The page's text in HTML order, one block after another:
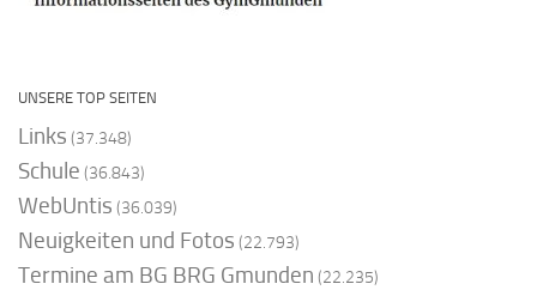
UNSERE TOP SEITEN
Links (37.348)
Schule (36.843)
WebUntis (36.039)
Neuigkeiten und Fotos (22.793)
Termine am BG BRG Gmunden (22.235)